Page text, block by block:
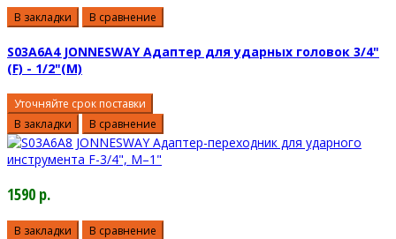
В закладки В сравнение
S03A6A4 JONNESWAY Адаптер для ударных головок 3/4"
(F) - 1/2"(M)
Уточняйте срок поставки
В закладки
В сравнение
1590 р.
В закладки В сравнение